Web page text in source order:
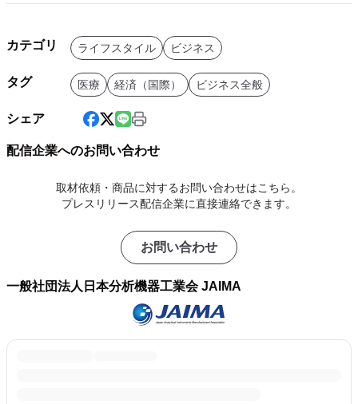
カテゴリ ライフスタイル ビジネス
タグ 医療 経済（国際） ビジネス全般
シェア
配信企業へのお問い合わせ
取材依頼・商品に対するお問い合わせはこちら。
プレスリリース配信企業に直接連絡できます。
お問い合わせ
一般社団法人日本分析機器工業会 JAIMA